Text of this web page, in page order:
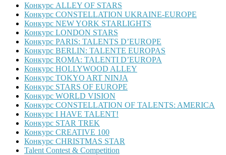
Конкурс ALLEY OF STARS
Конкурс CONSTELLATION UKRAINE-EUROPE
Конкурс NEW YORK STARLIGHTS
Конкурс LONDON STARS
Конкурс PARIS: TALENTS D’EUROPE
Конкурс BERLIN: TALENTE EUROPAS
Конкурс ROMA: TALENTI D’EUROPA
Конкурс HOLLYWOOD ALLEY
Конкурс TOKYO ART NINJA
Конкурс STARS OF EUROPE
Конкурс WORLD VISION
Конкурс CONSTELLATION OF TALENTS: AMERICA
Конкурс I HAVE TALENT!
Конкурс STAR TREK
Конкурс CREATIVE 100
Конкурс CHRISTMAS STAR
Talent Contest & Competition